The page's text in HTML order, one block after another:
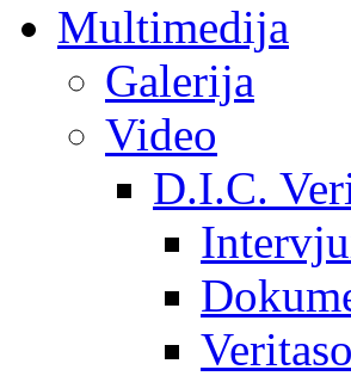
Multimedija
Galerija
Video
D.I.C.